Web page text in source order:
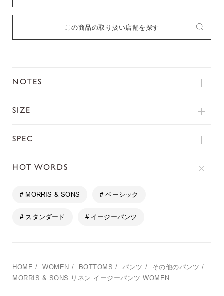
この商品の取り扱い店舗を探す
NOTES
SIZE
SPEC
HOT WORDS
# MORRIS & SONS # ベーシック
# スタンダード # イージーパンツ
HOME / WOMEN / BOTTOMS / パンツ / その他のパンツ /
MORRIS & SONS リネン イージーパンツ WOMEN